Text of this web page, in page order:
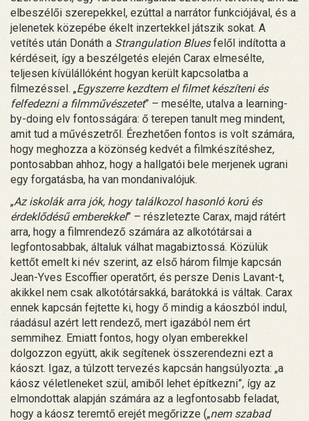
elbeszélői szerepekkel, ezúttal a narrátor funkciójával, és a
jelenetek közepébe ékelt inzertekkel játszik sokat. A
vetítés után Donáth a Strangulation Bluesfelől indította a
kérdéseit, így a beszélgetés elején Carax elmesélte,
teljesen kívülállóként hogyan került kapcsolatba a
filmezéssel. „Egyszerre kezdtem el filmet készíteni és
felfedezni a filmművészetet” – mesélte, utalva a learning-
by-doing elv fontosságára: ő terepen tanult meg mindent,
amit tud a művészetről. Érezhetően fontos is volt számára,
hogy meghozza a közönség kedvét a filmkészítéshez,
pontosabban ahhoz, hogy a hallgatói bele merjenek ugrani
egy forgatásba, ha van mondanivalójuk.
„Az iskolák arra jók, hogy találkozol hasonló korú és
érdeklődésű emberekkel” – részletezte Carax, majd rátért
arra, hogy a filmrendező számára az alkotótársai a
legfontosabbak, általuk válhat magabiztossá. Közülük
kettőt emelt ki név szerint, az első három filmje kapcsán
Jean-Yves Escoffier operatőrt, és persze Denis Lavant-t,
akikkel nem csak alkotótársakká, barátokká is váltak. Carax
ennek kapcsán fejtette ki, hogy ő mindig a káoszból indul,
ráadásul azért lett rendező, mert igazából nem ért
semmihez. Emiatt fontos, hogy olyan emberekkel
dolgozzon együtt, akik segítenek összerendezni ezt a
káoszt. Igaz, a túlzott tervezés kapcsán hangsúlyozta: „a
káosz véletleneket szül, amiből lehet építkezni”, így az
elmondottak alapján számára az a legfontosabb feladat,
hogy a káosz teremtő erejét megőrizze („nem szabad